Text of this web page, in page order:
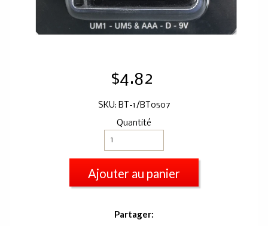
$4.82
SKU: BT-1/BT0507
Quantité
Ajouter au panier
Partager: